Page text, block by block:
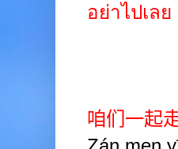
อย่าไปเล
咱们一起